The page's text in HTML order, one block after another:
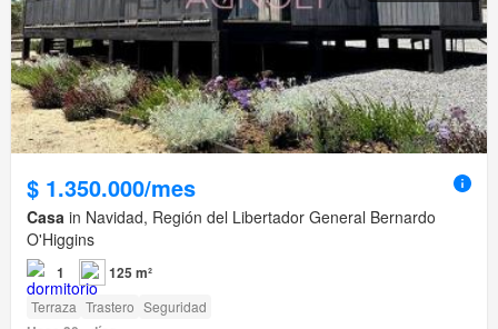
$ 1.350.000/mes
Casa in Navidad, Región del Libertador General Bernardo
O'Higgins
1 125 m²
Terraza Trastero Seguridad